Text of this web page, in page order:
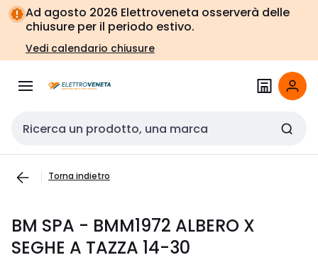
Vai alla
navigazione
Vai
alla
pagina
Ad agosto 2026 Elettroveneta osserverà delle
chiusure per il periodo estivo.
Vedi calendario chiusure
Cerca input
Torna indietro
BM SPA - BMM1972 ALBERO X
SEGHE A TAZZA 14-30